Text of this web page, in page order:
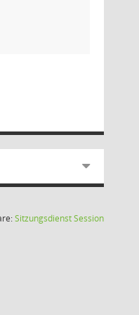
SitzungsdienstSession(Wird in